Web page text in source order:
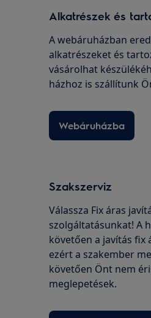
Alkatrészek és
A webáruházban
alkatrészeket és
vásárolhat
házhoz is szállítunk
Webáruházba
Szakszerviz
Válassza Fix áras
szolgáltatásunkat! A
követően a javítás fix
ezért a szakember
követően Önt nem
meglepetések.